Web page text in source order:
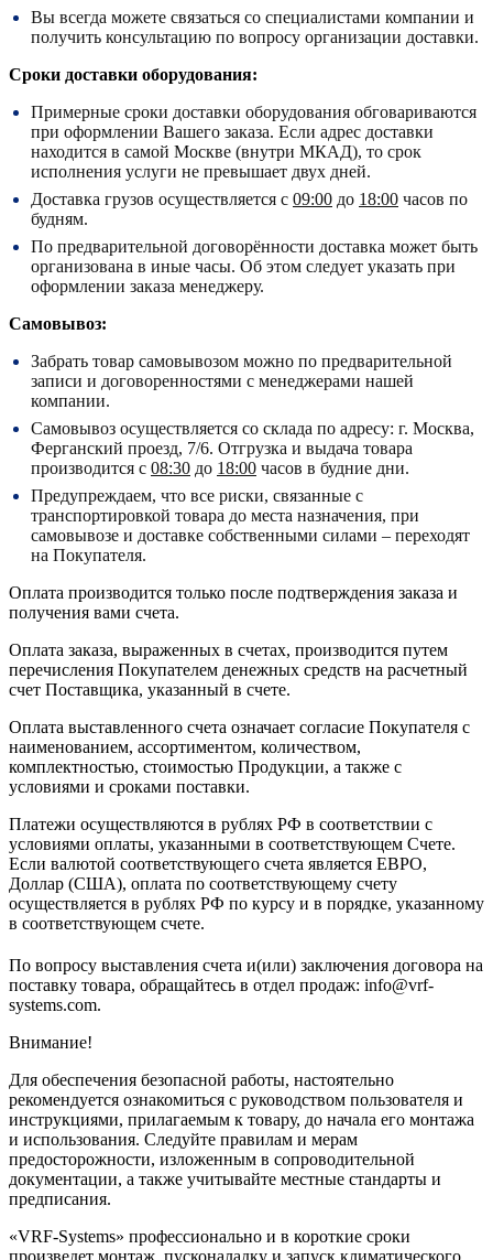
Вы всегда можете связаться со специалистами компании и
получить консультацию по вопросу организации доставки.
Сроки доставки оборудования:
Примерные сроки доставки оборудования обговариваются
при оформлении Вашего заказа. Если адрес доставки
находится в самой Москве (внутри МКАД), то срок
исполнения услуги не превышает двух дней.
Доставка грузов осуществляется с 09:00 до 18:00 часов по
будням.
По предварительной договорённости доставка может быть
организована в иные часы. Об этом следует указать при
оформлении заказа менеджеру.
Самовывоз:
Забрать товар самовывозом можно по предварительной
записи и договоренностями с менеджерами нашей
компании.
Самовывоз осуществляется со склада по адресу: г. Москва,
Ферганский проезд, 7/6. Отгрузка и выдача товара
производится с 08:30 до 18:00 часов в будние дни.
Предупреждаем, что все риски, связанные с
транспортировкой товара до места назначения, при
самовывозе и доставке собственными силами – переходят
на Покупателя.
Оплата производится только после подтверждения заказа и
получения вами счета.
Оплата заказа, выраженных в счетах, производится путем
перечисления Покупателем денежных средств на расчетный
счет Поставщика, указанный в счете.
Оплата выставленного счета означает согласие Покупателя с
наименованием, ассортиментом, количеством,
комплектностью, стоимостью Продукции, а также с
условиями и сроками поставки.
Платежи осуществляются в рублях РФ в соответствии с
условиями оплаты, указанными в соответствующем Счете.
Если валютой соответствующего счета является ЕВРО,
Доллар (США), оплата по соответствующему cчету
осуществляется в рублях РФ по курсу и в порядке, указанному
в соответствующем cчете.
По вопросу выставления счета и(или) заключения договора на
поставку товара, обращайтесь в отдел продаж: info@vrf-
systems.com.
Внимание!
Для обеспечения безопасной работы, настоятельно
рекомендуется ознакомиться с руководством пользователя и
инструкциями, прилагаемым к товару, до начала его монтажа
и использования. Следуйте правилам и мерам
предосторожности, изложенным в сопроводительной
документации, а также учитывайте местные стандарты и
предписания.
«VRF-Systems» профессионально и в короткие сроки
произведет монтаж, пусконаладку и запуск климатического